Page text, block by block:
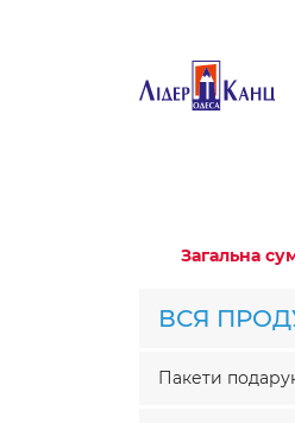
Загальна
ВСЯ
Пакети